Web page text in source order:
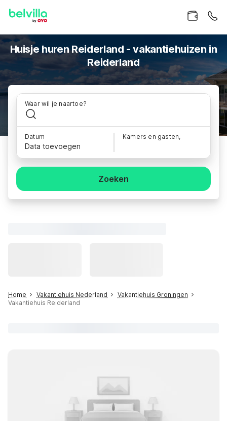
Huisje huren Reiderland - vakantiehuizen in
Reiderland
Waar wil je naartoe?
Datum
Data toevoegen
Kamers en gasten,
Zoeken
Home Vakantiehuis Nederland
Vakantiehuis Groningen
Vakantiehuis Reiderland